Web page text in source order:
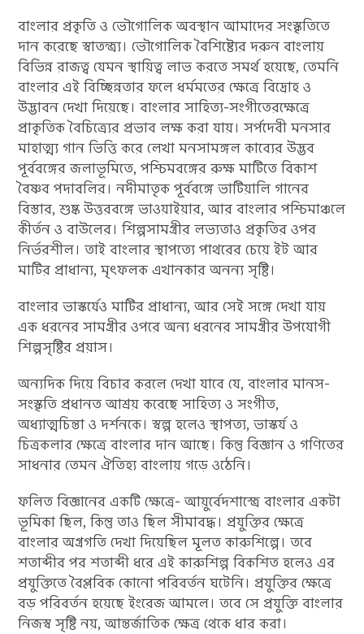
বাংলার প্রকৃতি ও ভৌগোলিক অবস্থান আমাদের সংস্কৃতিতে
দান করেছে স্বাতন্ত্র্য। ভৌগোলিক বৈশিষ্ট্যের দরুন বাংলায়
বিভিন্ন রাজত্ব যেমন স্থায়িত্ব লাভ করতে সমর্থ হয়েছে, তেমনি
বাংলার এই বিচ্ছিন্নতার ফলে ধর্মমতের ক্ষেত্রে বিদ্রোহ ও
উদ্ভাবন দেখা দিয়েছে। বাংলার সাহিত্য-সংগীতেরক্ষেত্রে
প্রাকৃতিক বৈচিত্র্যের প্রভাব লক্ষ করা যায়। সর্পদেবী মনসার
মাহাত্ম্য গান ভিত্তি করে লেখা মনসামঙ্গল কাব্যের উদ্ভব
পূর্ববঙ্গের জলাভূমিতে, পশ্চিমবঙ্গের রুক্ষ মাটিতে বিকাশ
বৈষ্ণব পদাবলির। নদীমাতৃক পূর্ববঙ্গে ভাটিয়ালি গানের
বিস্তার, শুষ্ক উত্তরবঙ্গে ভাওয়াইয়ার, আর বাংলার পশ্চিমাঞ্চলে
কীর্তন ও বাউলের। শিল্পসামগ্রীর লভ্যতাও প্রকৃতির ওপর
নির্ভরশীল। তাই বাংলার স্থাপত্যে পাথরের চেয়ে ইট আর
মাটির প্রাধান্য, মৃৎফলক এখানকার অনন্য সৃষ্টি।
বাংলার ভাস্কর্যেও মাটির প্রাধান্য, আর সেই সঙ্গে দেখা যায়
এক ধরনের সামগ্রীর ওপরে অন্য ধরনের সামগ্রীর উপযোগী
শিল্পসৃষ্টির প্রয়াস।
অন্যদিক দিয়ে বিচার করলে দেখা যাবে যে, বাংলার মানস-
সংস্কৃতি প্রধানত আশ্রয় করেছে সাহিত্য ও সংগীত,
অধ্যাত্মচিন্তা ও দর্শনকে। স্বল্প হলেও স্থাপত্য, ভাস্কর্য ও
চিত্রকলার ক্ষেত্রে বাংলার দান আছে। কিন্তু বিজ্ঞান ও গণিতের
সাধনার তেমন ঐতিহ্য বাংলায় গড়ে ওঠেনি।
ফলিত বিজ্ঞানের একটি ক্ষেত্রে- আয়ুর্বেদশাস্ত্রে বাংলার একটা
ভূমিকা ছিল, কিন্তু তাও ছিল সীমাবদ্ধ। প্রযুক্তির ক্ষেত্রে
বাংলার অগ্রগতি দেখা দিয়েছিল মূলত কারুশিল্পে। তবে
শতাব্দীর পর শতাব্দী ধরে এই কারুশিল্প বিকশিত হলেও এর
প্রযুক্তিতে বৈপ্লবিক কোনো পরিবর্তন ঘটেনি। প্রযুক্তির ক্ষেত্রে
বড় পরিবর্তন হয়েছে ইংরেজ আমলে। তবে সে প্রযুক্তি বাংলার
নিজস্ব সৃষ্টি নয়, আন্তর্জাতিক ক্ষেত্র থেকে ধার করা।